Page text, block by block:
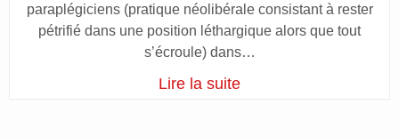
paraplégiciens (pratique néolibérale consistant à rester
pétrifié dans une position léthargique alors que tout
s’écroule) dans…
Lire la suite